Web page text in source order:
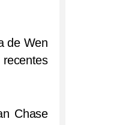
de Wen
recentes
Chase